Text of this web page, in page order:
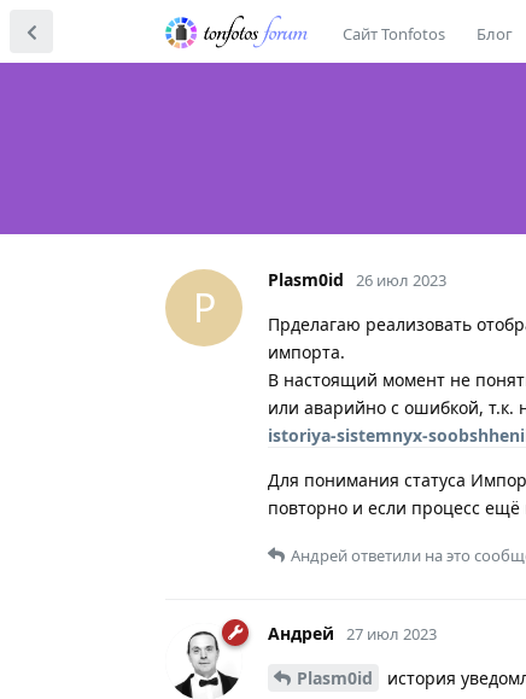
Сайт Tonfotos Блог
P
Plasm0id 26 июл 2023
Прделагаю реализовать
импорта.
В настоящий момент не
или аварийно с ошибкой,
istoriya-sistemnyx-
Для понимания статуса
повторно и если процесс
Андрейответили на это
Андрей 27 июл 2023
Plasm0id
история